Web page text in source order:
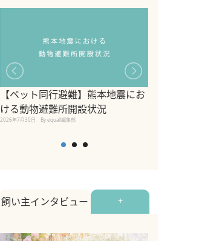
【ペット同行避難】熊本地震にお
ける動物避難所開設状況
2026年7月30日 By equall編集部
飼い主インタビュー +